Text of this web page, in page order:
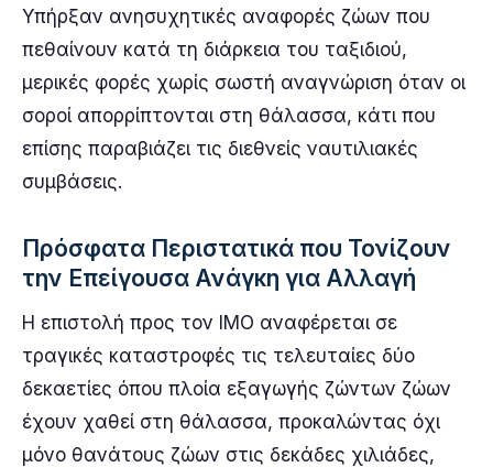
Υπήρξαν ανησυχητικές αναφορές ζώων που
πεθαίνουν κατά τη διάρκεια του ταξιδιού,
μερικές φορές χωρίς σωστή αναγνώριση όταν οι
σοροί απορρίπτονται στη θάλασσα, κάτι που
επίσης παραβιάζει τις διεθνείς ναυτιλιακές
συμβάσεις.
Πρόσφατα Περιστατικά που Τονίζουν
την Επείγουσα Ανάγκη για Αλλαγή
Η επιστολή προς τον IMO αναφέρεται σε
τραγικές καταστροφές τις τελευταίες δύο
δεκαετίες όπου πλοία εξαγωγής ζώντων ζώων
έχουν χαθεί στη θάλασσα, προκαλώντας όχι
μόνο θανάτους ζώων στις δεκάδες χιλιάδες,